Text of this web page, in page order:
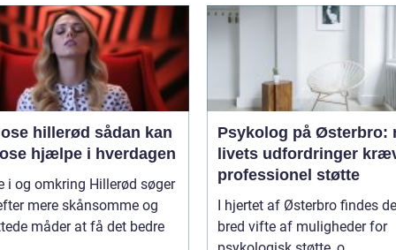
hillerød sådan kan
hjælpe i hverdagen
i og omkring Hillerød søger
mere skånsomme og
måder at få det bedre
Psykolog på Østerbro:
livets udfordringer
professionel støtte
I hjertet af Østerbro findes
bred vifte af muligheder for